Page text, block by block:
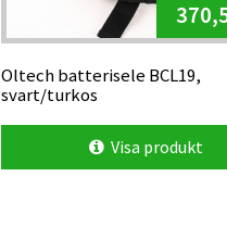
Oltech batterisele BCL19,
svart/turkos
Visa produkt